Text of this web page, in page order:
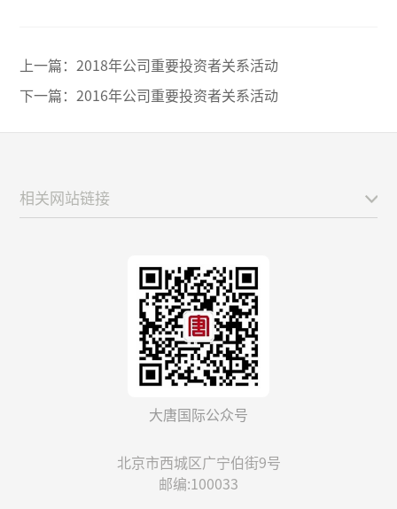
上一篇：2018年公司重要投资者关系活动
下一篇：2016年公司重要投资者关系活动
大唐国际公众号
北京市西城区广宁伯街9号
邮编:100033
相关网站链接